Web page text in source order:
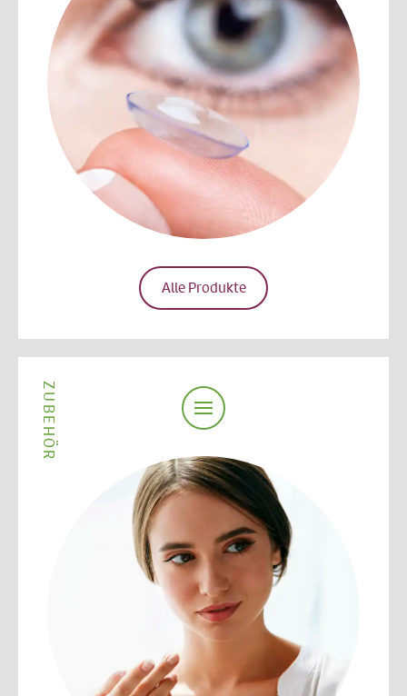
Alle Produkte
ZUBEHÖR